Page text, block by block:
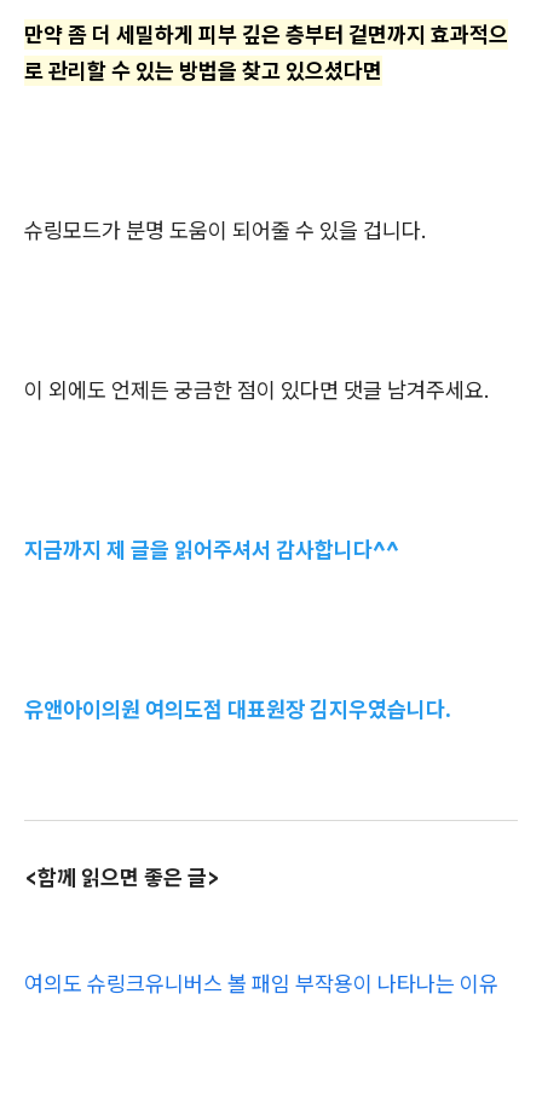
만약 좀 더 세밀하게 피부 깊은 층부터 겉면까지 효과적으
로 관리할 수 있는 방법을 찾고 있으셨다면
슈링모드가 분명 도움이 되어줄 수 있을 겁니다.
이 외에도 언제든 궁금한 점이 있다면 댓글 남겨주세요.
지금까지 제 글을 읽어주셔서 감사합니다^^
유앤아이의원 여의도점 대표원장 김지우였습니다.
<함께 읽으면 좋은 글>
여의도 슈링크유니버스 볼 패임 부작용이 나타나는 이유